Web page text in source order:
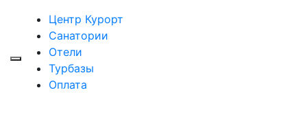
Центр Курорт
Санатории
Отели
Турбазы
Оплата